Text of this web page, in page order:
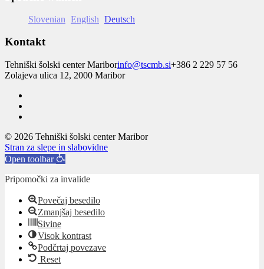
Slovenian English Deutsch
Kontakt
Tehniški šolski center Mariborinfo@tscmb.si+386 2 229 57 56
Zolajeva ulica 12, 2000 Maribor
© 2026 Tehniški šolski center Maribor
Stran za slepe in slabovidne
Open toolbar
Pripomočki za invalide
Povečaj besedilo
Zmanjšaj besedilo
Sivine
Visok kontrast
Podčrtaj povezave
Reset